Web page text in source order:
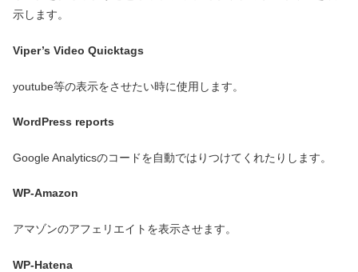
示します。
Viper’s Video Quicktags
youtube等の表示をさせたい時に使用します。
WordPress reports
Google Analyticsのコードを自動ではりつけてくれたりします。
WP-Amazon
アマゾンのアフェリエイトを表示させます。
WP-Hatena